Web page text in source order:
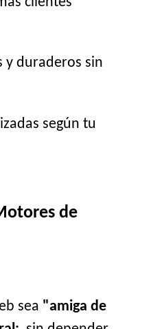
y duraderos sin
según tu
de
sea "amiga de